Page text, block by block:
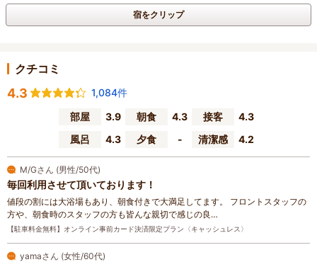
宿をクリップ
クチコミ
4.3
1,084件
部屋
3.9 朝食 4.3 接客
4.3
風呂
4.3 夕食 - 清潔感 4.2
M/Gさん (男性/50代)
毎回利用させて頂いております！
値段の割には大浴場もあり、朝食付きで大満足してます。 フロントスタッフの
方や、朝食時のスタッフの方も皆んな親切で感じの良…
【駐車料金無料】オンライン事前カード決済限定プラン〈キャッシュレス〉
yamaさん (女性/60代)